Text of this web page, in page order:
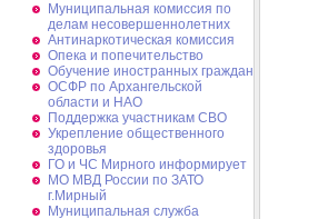
Муниципальная комиссия по
делам несовершеннолетних
Антинаркотическая комиссия
Опека и попечительство
Обучение иностранных граждан
ОСФР по Архангельской
области и НАО
Поддержка участникам СВО
Укрепление общественного
здоровья
ГО и ЧС Мирного информирует
МО МВД России по ЗАТО
г.Мирный
Муниципальная cлужба